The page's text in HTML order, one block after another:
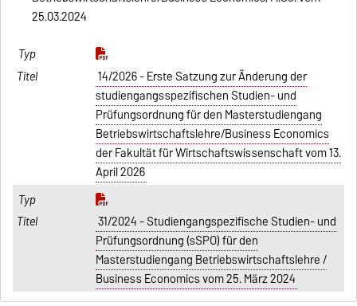
25.03.2024
14/2026 - Erste Satzung zur Änderung der
studiengangsspezifischen Studien- und
Prüfungsordnung für den Masterstudiengang
Betriebswirtschaftslehre/Business Economics
der Fakultät für Wirtschaftswissenschaft vom 13.
April 2026
31/2024 - Studiengangspezifische Studien- und
Prüfungsordnung (sSPO) für den
Masterstudiengang Betriebswirtschaftslehre /
Business Economics vom 25. März 2024